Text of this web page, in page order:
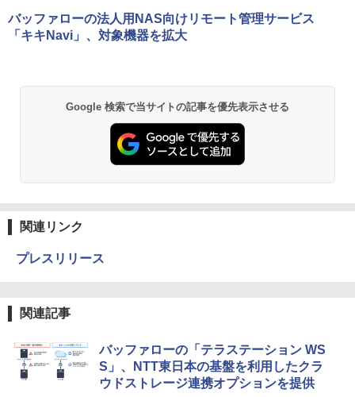
バッファローの法人用NAS向けリモート管理サービス
「キキNavi」、対象機器を拡大
Google 検索で当サイトの記事を優先表示させる
関連リンク
プレスリリース
関連記事
バッファローの「テラステーション WS
S」、NTT東日本の基盤を利用したクラ
ウドストレージ連携オプションを提供